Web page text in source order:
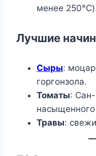
менее
Лучшие
Сыры:
горгонзола.
Томаты:
насыщенного
Травы: